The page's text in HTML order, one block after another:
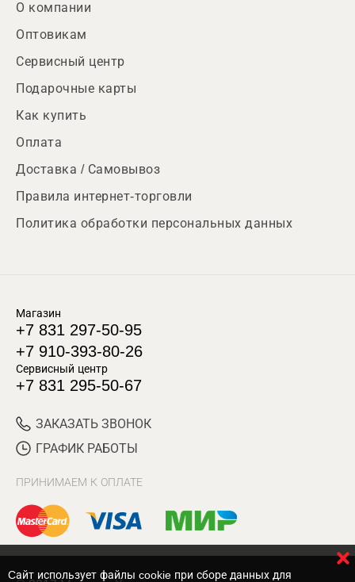
О компании
Оптовикам
Сервисный центр
Подарочные карты
Как купить
Оплата
Доставка / Самовывоз
Правила интернет-торговли
Политика обработки персональных данных
Магазин
+7 831 297-50-95
+7 910-393-80-26
Сервисный центр
+7 831 295-50-67
ЗАКАЗАТЬ ЗВОНОК
ГРАФИК РАБОТЫ
ПРИНИМАЕМ К ОПЛАТЕ
Cайт использует файлы cookie при сборе данных для